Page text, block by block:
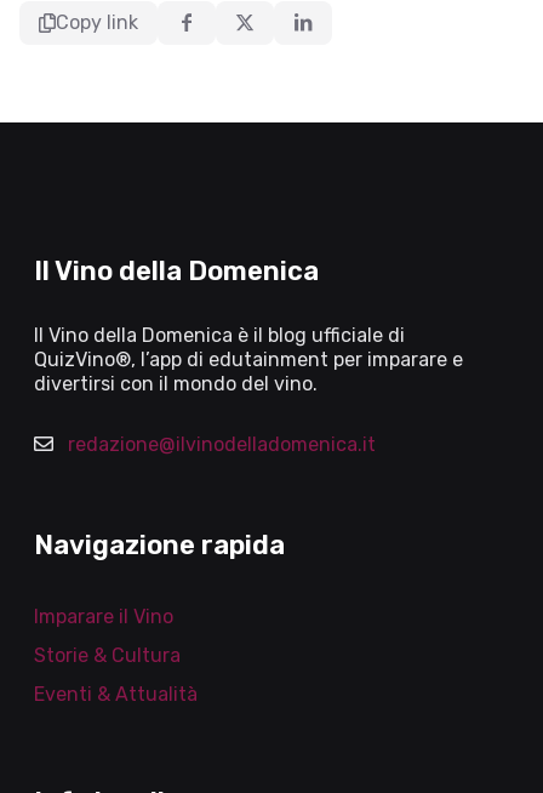
Copy link
Il Vino della Domenica
Il Vino della Domenica è il blog ufficiale di
QuizVino®, l’app di edutainment per imparare e
divertirsi con il mondo del vino.
redazione@ilvinodelladomenica.it
Navigazione rapida
Imparare il Vino
Storie & Cultura
Eventi & Attualità